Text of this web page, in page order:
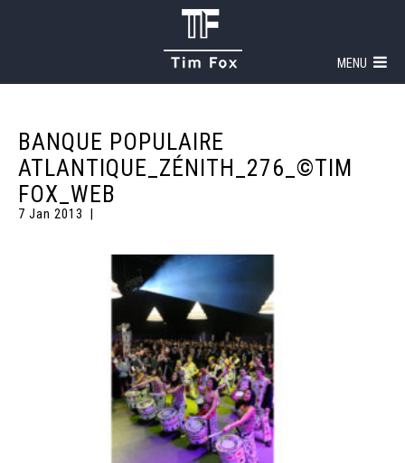
MENU
BANQUE POPULAIRE
ATLANTIQUE_ZÉNITH_276_©TIM
FOX_WEB
7 Jan 2013